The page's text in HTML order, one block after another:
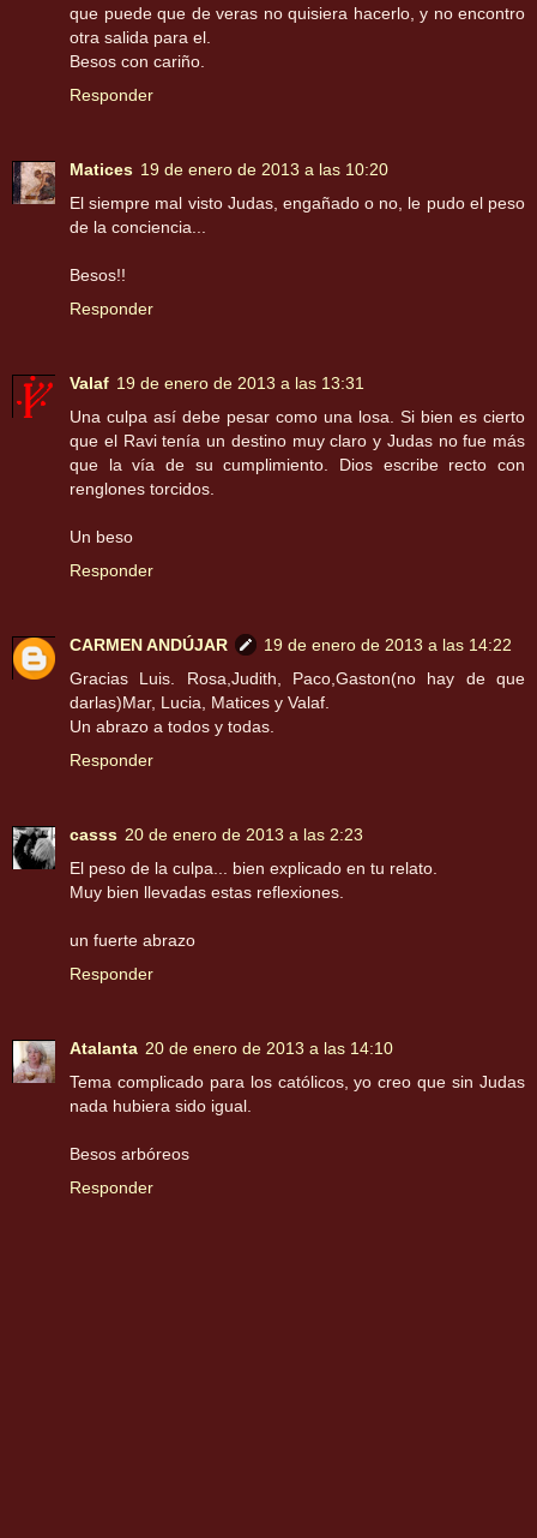
que puede que de veras no quisiera hacerlo, y no encontro
otra salida para el.
Besos con cariño.
Responder
Matices 19 de enero de 2013 a las 10:20
El siempre mal visto Judas, engañado o no, le pudo el peso
de la conciencia...
Besos!!
Responder
Valaf 19 de enero de 2013 a las 13:31
Una culpa así debe pesar como una losa. Si bien es cierto
que el Ravi tenía un destino muy claro y Judas no fue más
que la vía de su cumplimiento. Dios escribe recto con
renglones torcidos.
Un beso
Responder
CARMEN ANDÚJAR
19 de enero de 2013 a las 14:22
Gracias Luis. Rosa,Judith, Paco,Gaston(no hay de que
darlas)Mar, Lucia, Matices y Valaf.
Un abrazo a todos y todas.
Responder
casss 20 de enero de 2013 a las 2:23
El peso de la culpa... bien explicado en tu relato.
Muy bien llevadas estas reflexiones.
un fuerte abrazo
Responder
Atalanta 20 de enero de 2013 a las 14:10
Tema complicado para los católicos, yo creo que sin Judas
nada hubiera sido igual.
Besos arbóreos
Responder